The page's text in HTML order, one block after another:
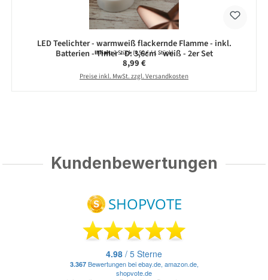
LED Teelichter - warmweiß flackernde Flamme - inkl.
Batterien - Timer - D: 3,6cm - weiß - 2er Set
Inhalt:2 Stück(4,50 € / 1 Stück)
Regulärer Preis:
8,99 €
Preise inkl. MwSt. zzgl. Versandkosten
Kundenbewertungen